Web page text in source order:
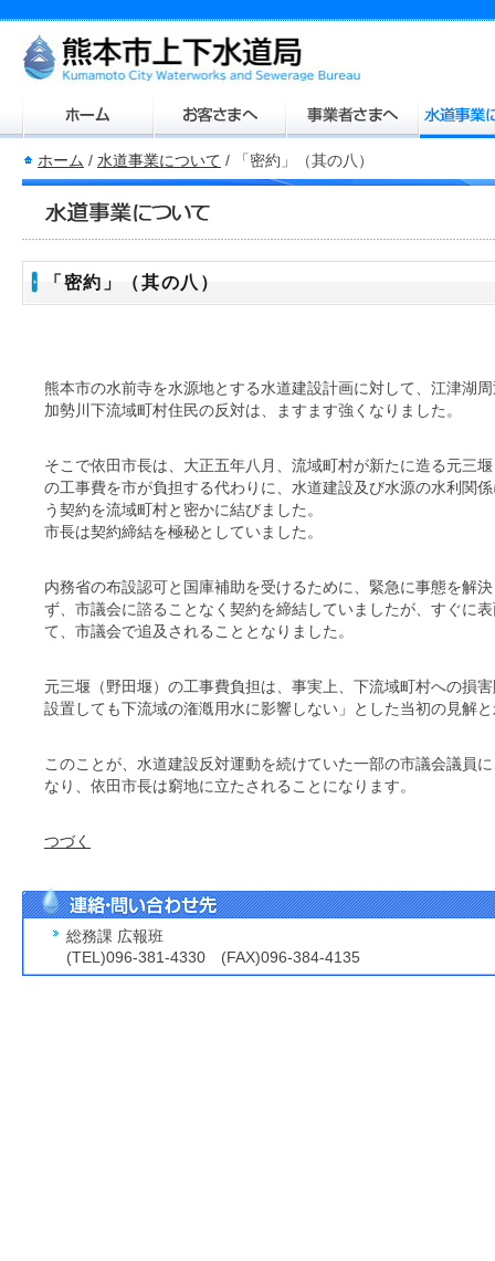
ホーム / 水道事業について / 「密約」（其の八）
「密約」（其の八）
熊本市の水前寺を水源地とする水道建設計画に対して、江津湖
加勢川下流域町村住民の反対は、ますます強くなりました。
そこで依田市長は、大正五年八月、流域町村が新たに造る元三
の工事費を市が負担する代わりに、水道建設及び水源の水利関
う契約を流域町村と密かに結びました。
市長は契約締結を極秘としていました。
内務省の布設認可と国庫補助を受けるために、緊急に事態を解
ず、市議会に諮ることなく契約を締結していましたが、すぐに
て、市議会で追及されることとなりました。
元三堰（野田堰）の工事費負担は、事実上、下流域町村への損
設置しても下流域の潅漑用水に影響しない」とした当初の見解
このことが、水道建設反対運動を続けていた一部の市議会議員
なり、依田市長は窮地に立たされることになります。
つづく
総務課 広報班
(TEL)096-381-4330 (FAX)096-384-4135